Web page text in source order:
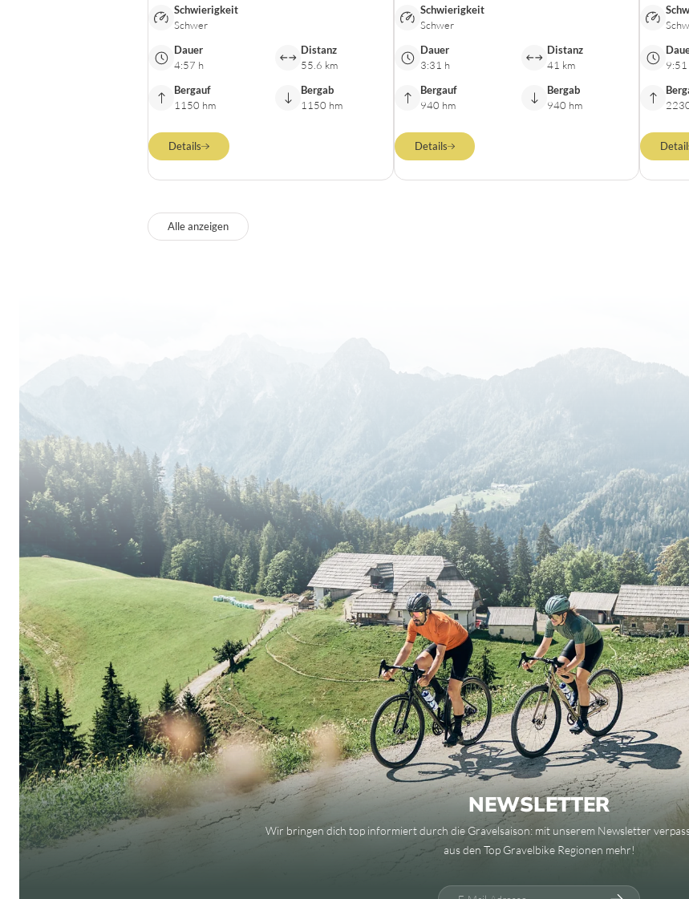
Schwierigkeit
Schwer
Dauer
4:57 h
Distanz
55.6 km
Bergauf
1150 hm
Bergab
1150 hm
Details
Schwierigkeit
Schwer
Dauer
3:31 h
Distanz
41 km
Bergauf
940 hm
Bergab
940 hm
Details
9:51
Alle anzeigen
NEWSLETTER
Wir bringen dich top informiert durch die Gravelsaison: mit unserem Newsletter
aus den Top Gravelbike Regionen mehr!